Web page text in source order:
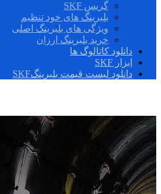
گریس SKF
بلبرینگ های خود تنظیم
ویژگی های بلبرینگ اصلی
خرید بلبرینگ ارزان
دانلود کاتالوگ ها
ابزار SKF
دانلود لیست قیمت بلبرینگSKF